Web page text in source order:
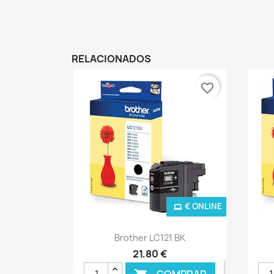
RELACIONADOS
Ver+
Brother LC121 BK
21,80 €
€ ONLINE
favorite_border